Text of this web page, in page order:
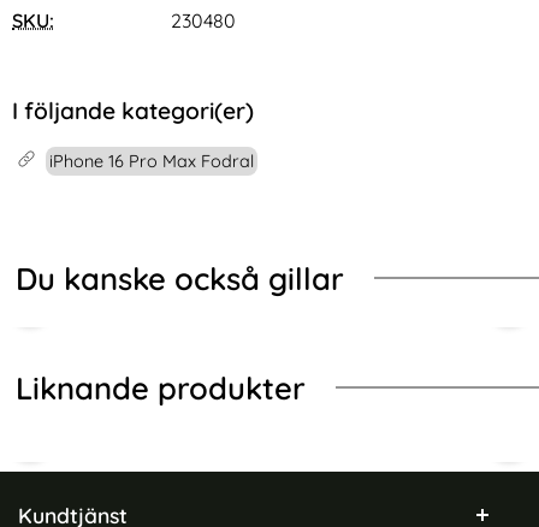
SKU: 230480
I följande kategori(er)
iPhone 16 Pro Max Fodral
Du kanske också gillar
Liknande produkter
Sidfot Blandad info och länkar
Kundtjänst